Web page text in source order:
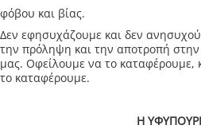
φόβου και βίας.
Δεν εφησυχάζουμε και δεν
την πρόληψη και την αποτροπή
μας. Οφείλουμε να το καταφέρουμε,
το καταφέρουμε.
Η